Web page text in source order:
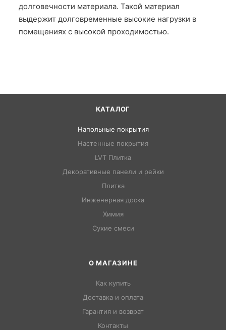
долговечности материала. Такой материал
выдержит долговременные высокие нагрузки в
помещениях с высокой проходимостью.
КАТАЛОГ
Напольные покрытия
Настенные покрытия
LVT Плитка
Декоративные панели и рейки
Плитка
Инженерная доска
Химия
Сухие смеси
О МАГАЗИНЕ
Как купить
Доставка и оплата
Гарантия и возврат
Контакты